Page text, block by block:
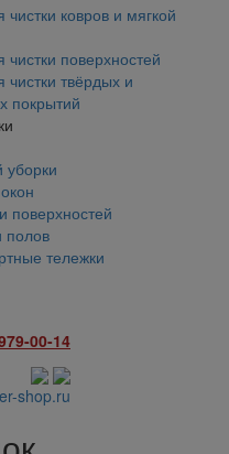
ковров и мягкой
поверхностей
твёрдых и
покрытий
уборки
поверхностей
полов
тележки
00-14
shop.ru